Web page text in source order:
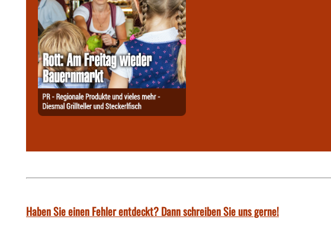
Haben Sie einen Fehler entdeckt? Dann schreiben Sie uns gerne!